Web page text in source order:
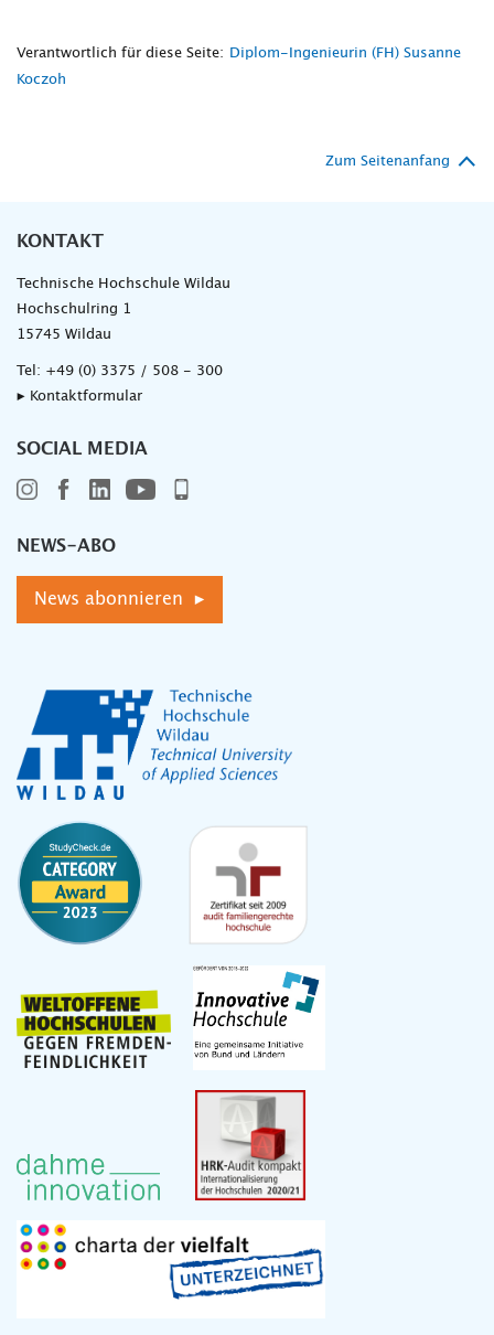
Verantwortlich für diese Seite:
Diplom-Ingenieurin (FH) Susanne
Koczoh
Zum Seitenanfang
KONTAKT
Technische Hochschule Wildau
Hochschulring 1
15745 Wildau
Tel: +49 (0) 3375 / 508 - 300
▸ Kontaktformular
SOCIAL MEDIA
NEWS-ABO
News abonnieren ▸